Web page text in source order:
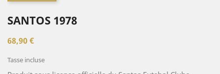
SANTOS 1978
68,90 €
Tasse incluse